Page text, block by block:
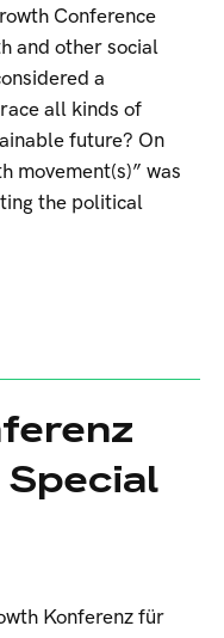
Conference
and other social
a
all kinds of
future? On
movement(s)” was
the political
Konferenz für